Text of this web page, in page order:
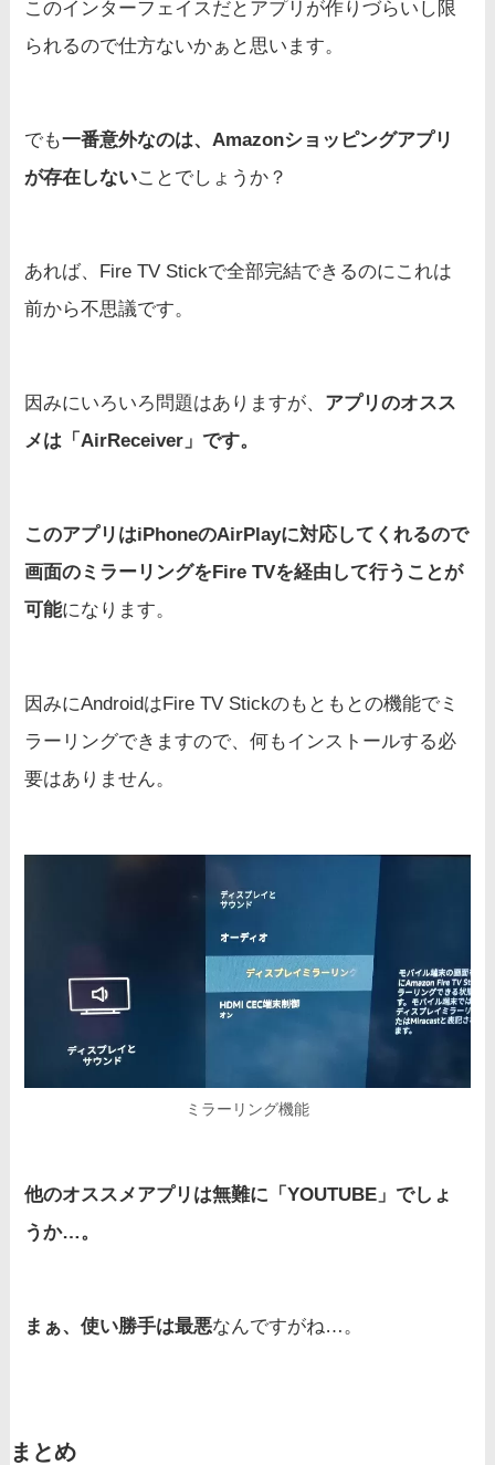
このインターフェイスだとアプリが作りづらいし限
られるので仕方ないかぁと思います。
でも一番意外なのは、Amazonショッピングアプリ
が存在しないことでしょうか？
あれば、Fire TV Stickで全部完結できるのにこれは
前から不思議です。
因みにいろいろ問題はありますが、 アプリのオスス
メは「AirReceiver」です。
このアプリはiPhoneのAirPlayに対応してくれるので
画面のミラーリングをFire TVを経由して行うことが
可能になります。
因みにAndroidはFire TV Stickのもともとの機能でミ
ラーリングできますので、何もインストールする必
要はありません。
ミラーリング機能
他のオススメアプリは無難に「YOUTUBE」でしょ
うか…。
まぁ、使い勝手は最悪なんですがね…。
まとめ